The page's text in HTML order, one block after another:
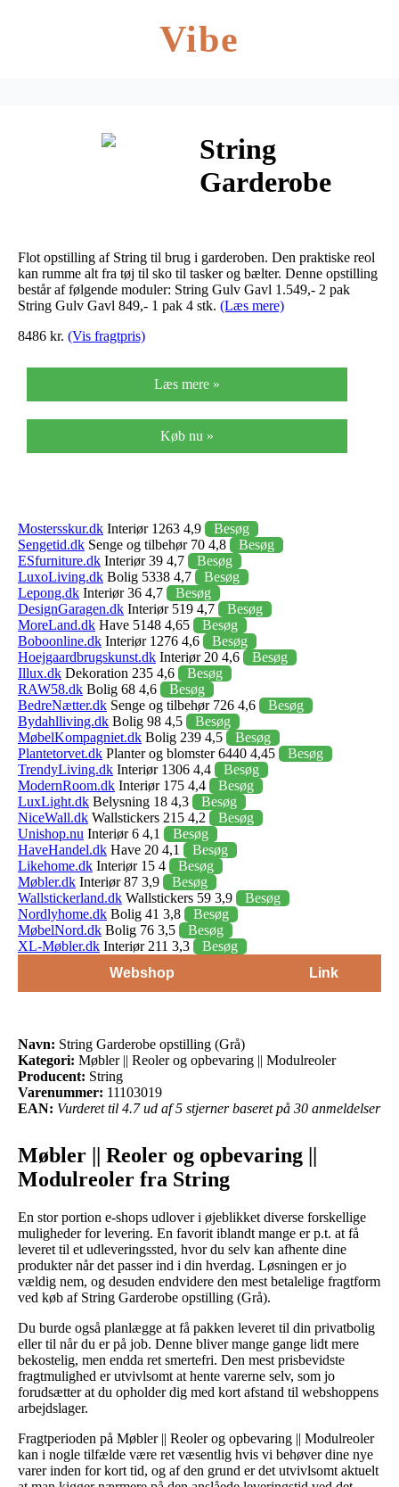
Vibe
String
Garderobe
(Grå)
Flot opstilling af String til brug i garderoben. Den praktiske reol
kan rumme alt fra tøj til sko til tasker og bælter. Denne opstilling
består af følgende moduler: String Gulv Gavl 1.549,- 2 pak
String Gulv Gavl 849,- 1 pak 4 stk. (Læs mere)
8486 kr. (Vis fragtpris)
Læs mere »
Køb nu »
Mostersskur.dk Interiør 1263 4,9
Besøg
Sengetid.dk Senge og tilbehør 70 4,8
Besøg
ESfurniture.dk Interiør 39 4,7
Besøg
LuxoLiving.dk Bolig 5338 4,7
Besøg
Lepong.dk Interiør 36 4,7
Besøg
DesignGaragen.dk Interiør 519 4,7
Besøg
MoreLand.dk Have 5148 4,65
Besøg
Boboonline.dk Interiør 1276 4,6
Besøg
Hoejgaardbrugskunst.dk Interiør 20 4,6
Besøg
Illux.dk Dekoration 235 4,6
Besøg
RAW58.dk Bolig 68 4,6
Besøg
BedreNætter.dk Senge og tilbehør 726 4,6
Besøg
Bydahlliving.dk Bolig 98 4,5
Besøg
MøbelKompagniet.dk Bolig 239 4,5
Besøg
Plantetorvet.dk Planter og blomster 6440 4,45
Besøg
TrendyLiving.dk Interiør 1306 4,4
Besøg
ModernRoom.dk Interiør 175 4,4
Besøg
LuxLight.dk Belysning 18 4,3
Besøg
NiceWall.dk Wallstickers 215 4,2
Besøg
Unishop.nu Interiør 6 4,1
Besøg
HaveHandel.dk Have 20 4,1
Besøg
Likehome.dk Interiør 15 4
Besøg
Møbler.dk Interiør 87 3,9
Besøg
Wallstickerland.dk Wallstickers 59 3,9
Besøg
Nordlyhome.dk Bolig 41 3,8
Besøg
MøbelNord.dk Bolig 76 3,5
Besøg
XL-Møbler.dk Interiør 211 3,3
Besøg
Webshop
Link
Navn: String Garderobe opstilling (Grå)
Kategori: Møbler || Reoler og opbevaring || Modulreoler
Producent: String
Varenummer: 11103019
EAN: Vurderet til 4.7 ud af 5 stjerner baseret på 30 anmeldelser
Møbler || Reoler og opbevaring ||
Modulreoler fra String
En stor portion e-shops udlover i øjeblikket diverse forskellige
muligheder for levering. En favorit iblandt mange er p.t. at få
leveret til et udleveringssted, hvor du selv kan afhente dine
produkter når det passer ind i din hverdag. Løsningen er jo
vældig nem, og desuden endvidere den mest betalelige fragtform
ved køb af String Garderobe opstilling (Grå).
Du burde også planlægge at få pakken leveret til din privatbolig
eller til når du er på job. Denne bliver mange gange lidt mere
bekostelig, men endda ret smertefri. Den mest prisbevidste
fragtmulighed er utvivlsomt at hente varerne selv, som jo
forudsætter at du opholder dig med kort afstand til webshoppens
arbejdslager.
Fragtperioden på Møbler || Reoler og opbevaring || Modulreoler
kan i nogle tilfælde være ret væsentlig hvis vi behøver dine nye
varer inden for kort tid, og af den grund er det utvivlsomt aktuelt